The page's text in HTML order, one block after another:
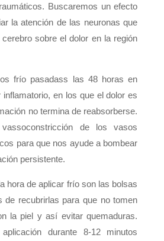
Buscaremos un efecto
la atención de las neuronas que
sobre el dolor en la región
frío pasadass las 48 horas en
en los que el dolor es
no termina de reabsorberse.
de los vasos
para que nos ayude a bombear
persistente.
hora de aplicar frío son las bolsas
de recubrirlas para que no tomen
la piel y así evitar quemaduras.
durante 8-12 minutos